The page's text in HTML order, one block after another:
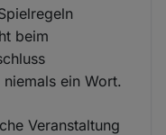
beim
ein Wort.
Veranstaltung